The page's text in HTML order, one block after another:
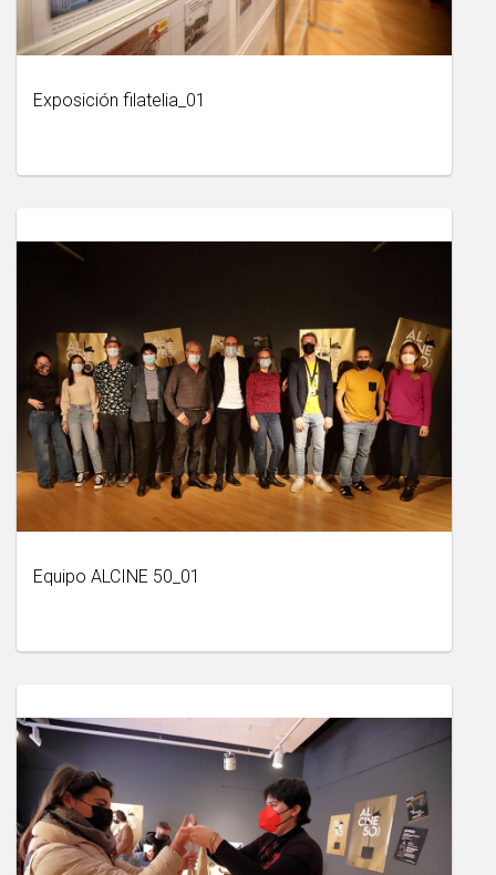
Exposición filatelia_01
Equipo ALCINE 50_01